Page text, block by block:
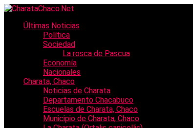
Últimas Noticias
Política
Sociedad
La rosca de Pascua
Economía
Nacionales
Charata, Chaco
Noticias de Charata
Departamento Chacabuco
Escuelas de Charata, Chaco
Municipio de Charata, Chaco